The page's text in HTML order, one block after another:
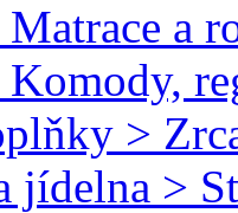
a
>
jídelna >